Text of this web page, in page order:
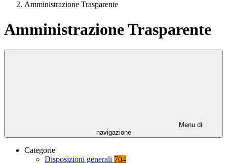
Amministrazione Trasparente
Amministrazione Trasparente
Menu di
navigazione
Categorie
Disposizioni generali 704